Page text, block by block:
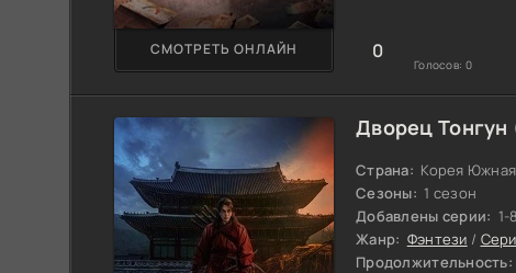
СМОТРЕТЬ ОНЛАЙН 0
Голосов: 0
Дворец Тонгун
Страна: Корея Южная
Сезоны: 1 сезон
Добавлены серии: 1-
Жанр: Фэнтези /
Продолжительность: